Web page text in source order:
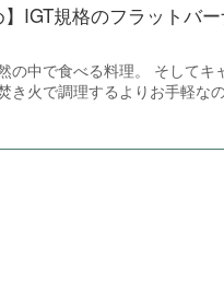
】IGT規格のフラットバ
の中で食べる料理。 そしてキ
き火で調理するよりお手軽な